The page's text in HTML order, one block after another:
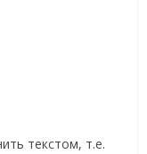
текстом, т.е.